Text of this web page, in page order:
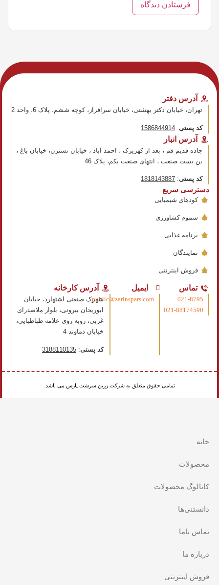
آدرس دفتر
تهران، خیابان دکتر بهشتی، خیابان سرافراز، کوچه ششم، پلاک 6، واحد 2
کد پستی:
1586844914
آدرس انبار
جاده قدیم قم ، بعد از کهریزک ، احمد آباد ، خیابان نسترن، خیابان باغ ،
بن بست صنعت ، انتهای صنعت​ یکم، پلاک 46
کد پستی:
1818143887
دسترسی سریع
کودهای شیمیایی
سموم کشاورزی
برنامه غذایی
نمایندگان
فروش اینترنتی
تماس
021-8795
021-88174590
ایمیل
public@zarinspars.com
آدرس کارخانه
شهرک صنعتی اشتهارد، خیابان
ابوریحان بیرونی، بلوار ملاصدرای
غربی، روبه روی علامه طباطبایی،
خیابان دماوند 4
کد پستی:
3188110135
تمامی حقوق متعلق به شرکت زرین سرشت پارس می باشد.
خانه
محصولات
کاتالوگ محصولات
دانستنی‌ها
تماس باما
درباره ما
فروش اینترنتی